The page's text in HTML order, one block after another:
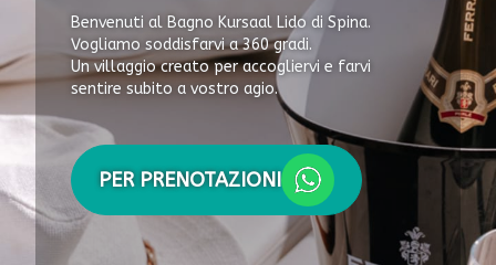
Benvenuti al Bagno Kursaal Lido di Spina.
Vogliamo soddisfarvi a 360 gradi.
Un villaggio creato per accogliervi e farvi
sentire subito a vostro agio.
PER PRENOTAZIONI